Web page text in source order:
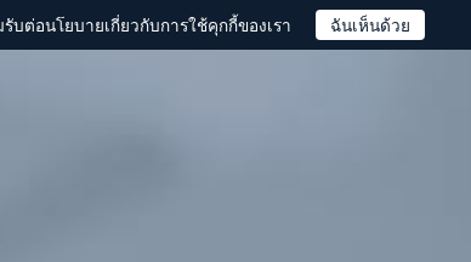
ต่อนโยบายเกี่ยวกับการใช้คุกกี้ของเรา